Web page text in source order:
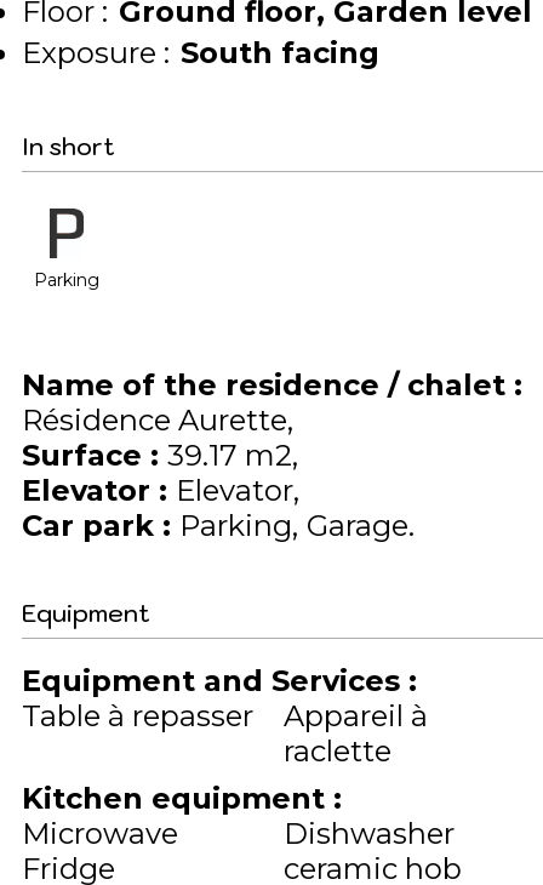
Floor : Ground floor Garden level
Exposure : South facing
In short
Parking
Name of the residence / chalet :
Résidence Aurette
Surface : 39.17 m2
Elevator : Elevator
Car park : Parking Garage
Equipment
Equipment and Services :
Table à repasser
Appareil à
raclette
Kitchen equipment :
Microwave
Dishwasher
Fridge
ceramic hob